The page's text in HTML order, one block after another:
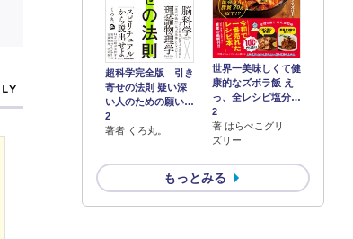
超科学完全版 引き
寄せの法則 疑い深
い人のための願い…
2
著者 くろ丸。
世界一美味しくて健
康的なズボラ飯 え
っ、全レシピ塩分…
2
著 はらぺこグリ
ズリー
もっとみる